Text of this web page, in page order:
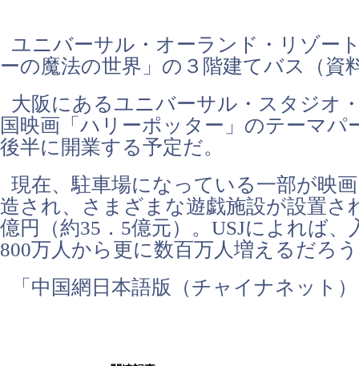
ユニバーサル・オーランド・リゾー
ーの魔法の世界」の３階建てバス（資
大阪にあるユニバーサル・スタジオ
国映画「ハリーポッター」のテーマパ
後半に開業する予定だ。
現在、駐車場になっている一部が映
造され、さまざまな遊戯施設が設置さ
億円（約35．5億元）。USJによれば
800万人から更に数百万人増えるだろ
「中国網日本語版（チャイナネット